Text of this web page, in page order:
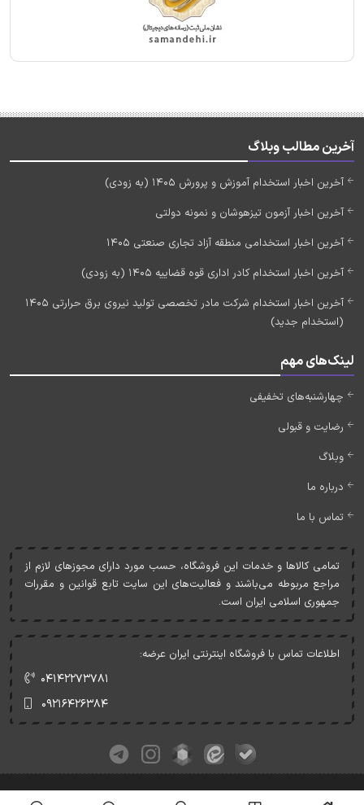
آخرین مطالب وبلاگ
آخرین اخبار استخدام آموزش و پرورش 1405 (به زودی)
آخرین اخبار آزمون تیزهوشان و نمونه دولتی
آخرین اخبار استخدامی منطقه آزاد تجاری صنعتی 1405
آخرین اخبار استخدام کادر اداری قوه قضاییه 1405 (به زودی)
آخرین اخبار استخدام شرکت مادر تخصصی تولید نیروی برق حرارتی 1405
(استخدام جدید)
لینک‌های مهم
چهارشنبه‌های تخفیفی
رضایت و قبولی
وبلاگ
درباره ما
تماس با ما
تمامی کالاها و خدمات اين فروشگاه، حسب مورد دارای مجوزهای لازم از
مراجع مربوطه می‌باشند و فعاليت‌های اين سايت تابع قوانين و مقررات
جمهوری اسلامی ايران است.
اطلاعات تماس با فروشگاه اینترنتی ایران عرضه:
۰۴۱۴۲۲۷۳۷۸۱
۰۹۲۱۶۴۲۶۳۸۴
کلیه حقوق این وبسایت متعلق به ایران عرضه می‌باشد.